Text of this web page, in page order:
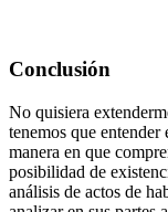
Conclusión
No quisiera
tenemos que
manera en que
posibilidad de
análisis de actos de